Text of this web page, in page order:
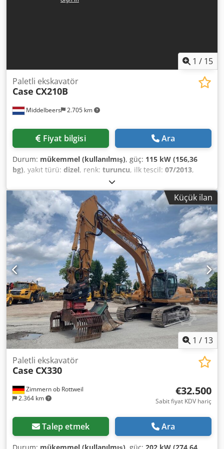
1 / 15
Middelbeers 2.705 km
Paletli ekskavatör
Case CX210B
Fiyat bilgisi Ara
Durum: mükemmel (kullanılmış), güç: 115 kW (156,36
bg), yakıt türü: dizel, renk: turuncu, ilk tescil: 07/2013,
, çalışma saatleri:
Model yılı: 2012 Seri numarası: DCH210R5NCEAH2500
Teknik Bilgiler Silindir sayısı: 4 Boş ağırlık: 22.600 kg
Fonksiyonel Dedpfoy En Ndjx Amysck Çalışma genişliği: 300
cm CE Sertifikası: evet Durum Teknik durumu: çok iyi
Görsel durumu: çok iyi Finansal Bilgiler Fiyat: Talep üzerine
Garanti Garanti: İlk elden, eksiksiz servis geçmişi, hemen
kullanıma hazır! - Paletli yürüyüş aksamında %80 oranında
ömür - 3 kova dahil: 1300 mm, 450 mm ve 2000 mm
hendek temizleme kovası - Opsiyonel olarak 2021 TOPCON
3D-SİSTEM ile
Küçük ilan
1 / 13
Zimmern ob Rottweil
2.364 km
Paletli ekskavatör
Case CX330
€32.500
Sabit fiyat KDV hariç
Talep etmek Ara